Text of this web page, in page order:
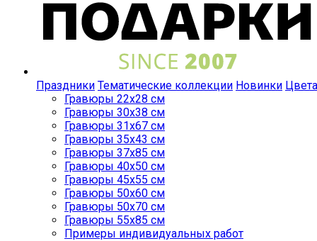
Праздники Тематические коллекции Новинки Цвета
Гравюры 22x28 см
Гравюры 30x38 см
Гравюры 31x67 см
Гравюры 35x43 см
Гравюры 37x85 см
Гравюры 40x50 см
Гравюры 45x55 см
Гравюры 50x60 см
Гравюры 50x70 см
Гравюры 55x85 см
Примеры индивидуальных работ